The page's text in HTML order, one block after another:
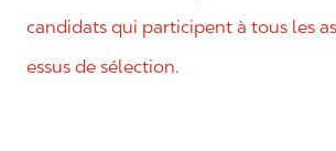
candidats qui participent à tous les
essus de sélection.